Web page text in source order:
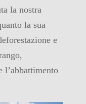
la nostra
la sua
e
l’abbattimento